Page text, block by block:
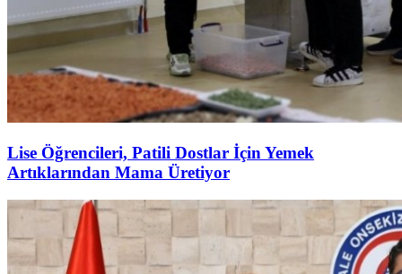
Lise Öğrencileri, Patili Dostlar İçin Yemek
Artıklarından Mama Üretiyor